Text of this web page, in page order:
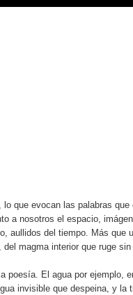
en
que evocan las palabras que
a nosotros el espacio,
aullidos del tiempo. Más que
magma interior que ruge
poesía. El agua por ejemplo,
invisible que despeina, y la